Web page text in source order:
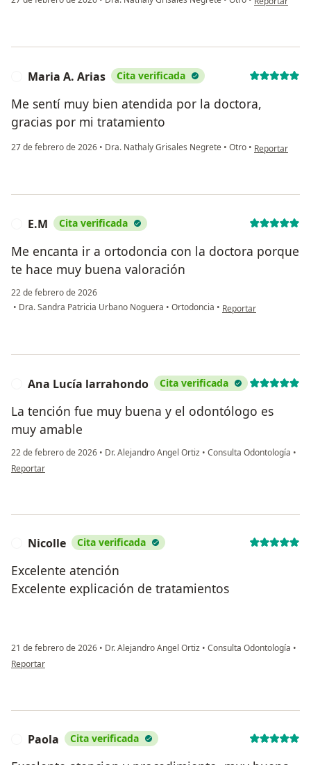
Maria A. Arias Cita verificada
Me sentí muy bien atendida por la doctora,
gracias por mi tratamiento
27 de febrero de 2026 • Dra. Nathaly Grisales Negrete • Otro • en opinión
Reportar
E.M Cita verificada
Me encanta ir a ortodoncia con la doctora porque
te hace muy buena valoración
22 de febrero de 2026
• Dra. Sandra Patricia Urbano Noguera • Ortodoncia • en opinión del usuario
Reportar
Ana Lucía larrahondo Cita verificada
La tención fue muy buena y el odontólogo es
muy amable
22 de febrero de 2026 • Dr. Alejandro Angel Ortiz • Consulta Odontología •
en opinión del usuario Ana Lucía larrahondo
Reportar
Nicolle Cita verificada
Excelente atención
Excelente explicación de tratamientos
21 de febrero de 2026 • Dr. Alejandro Angel Ortiz • Consulta Odontología •
en opinión del usuario Nicolle
Reportar
Paola Cita verificada